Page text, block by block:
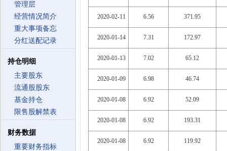
管理层
经营情况简介
重大事项备忘
分红送配记录
持仓明细
主要股东
流通股股东
基金持仓
限售股解禁表
财务数据
重要财务指标
2020-02-11 6.56 371.95
2020-01-14 7.31 172.97
2020-01-13 7.02 65.12
2020-01-09 6.98 46.74
2020-01-08 6.92 52.09
2020-01-08 6.92 193.31
2020-01-08 6.92 119.92